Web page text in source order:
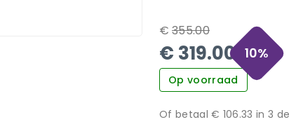
€ 355.00
€ 319.00 10%
Op voorraad
Of betaal € 106.33 in 3